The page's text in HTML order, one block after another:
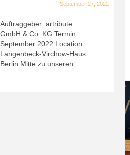
September 27, 2022
Auftraggeber: artribute
GmbH & Co. KG Termin:
September 2022 Location:
Langenbeck-Virchow-Haus
Berlin Mitte zu unseren...